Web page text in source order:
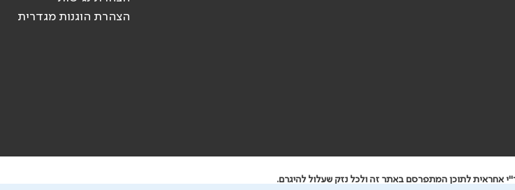
הצהרת הוגנות מגדרית
אחראית לתוכן המתפרסם באתר זה ולכל נזק שעלול להיגרם.